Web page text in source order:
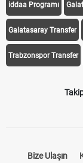
iddaa Programı
Galatasaray Transfer
Trabzonspor Transfer
Bize Ulaşın